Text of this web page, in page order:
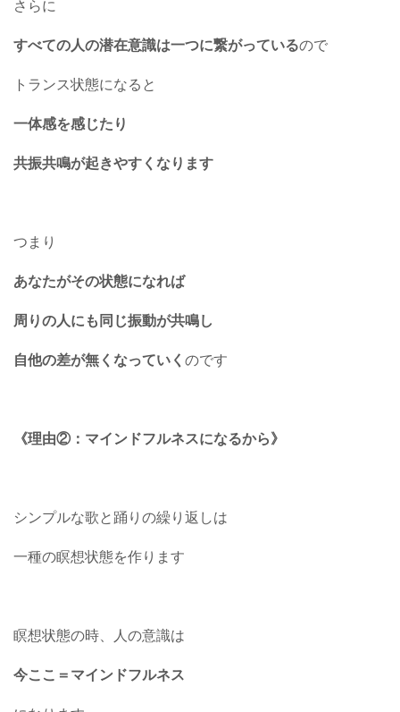
さらに
すべての人の潜在意識は一つに繋がっているので
トランス状態になると
一体感を感じたり
共振共鳴が起きやすくなります
つまり
あなたがその状態になれば
周りの人にも同じ振動が共鳴し
自他の差が無くなっていく のです
《理由②：マインドフルネスになるから》
シンプルな歌と踊りの繰り返しは
一種の瞑想状態を作ります
瞑想状態の時、人の意識は
今ここ＝マインドフルネス